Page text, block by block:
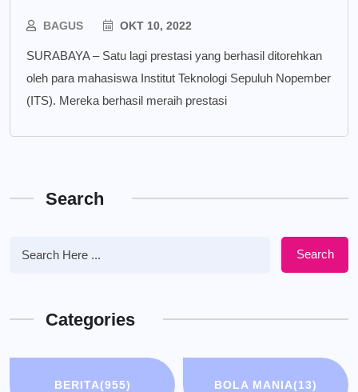
BAGUS OKT 10, 2022
SURABAYA – Satu lagi prestasi yang berhasil ditorehkan
oleh para mahasiswa Institut Teknologi Sepuluh Nopember
(ITS). Mereka berhasil meraih prestasi
Search
Search
Categories
BERITA(955) BOLA MANIA(13)